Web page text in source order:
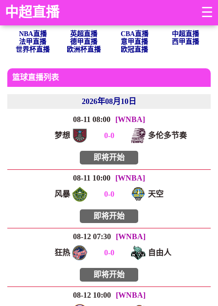
中超直播 ☰
NBA直播 英超直播 CBA直播
中超直播
法甲直播
德甲直播 意甲直播
西甲直播
世界杯直播
欧洲杯直播 欧冠直播
篮球直播列表
2026年08月10日
08-11 08:00
[WNBA]
梦想
0-0 多伦多节奏
即将开始
08-11 10:00
[WNBA]
风暴
0-0 天空
即将开始
08-12 07:30
[WNBA]
狂热
0-0 自由人
即将开始
08-12 10:00
[WNBA]